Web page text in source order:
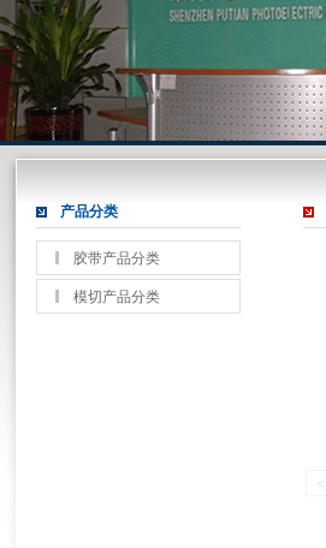
产品分类
胶带产品分类
模切产品分类
<